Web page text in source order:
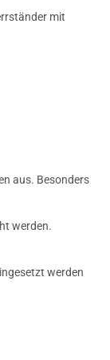
mit
aus. Besonders
werden.
werden